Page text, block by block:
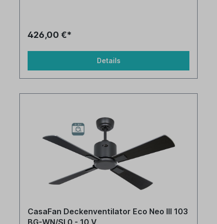
426,00 €*
Details
CasaFan Deckenventilator Eco Neo III 103
BG-WN/SI 0 - 10 V